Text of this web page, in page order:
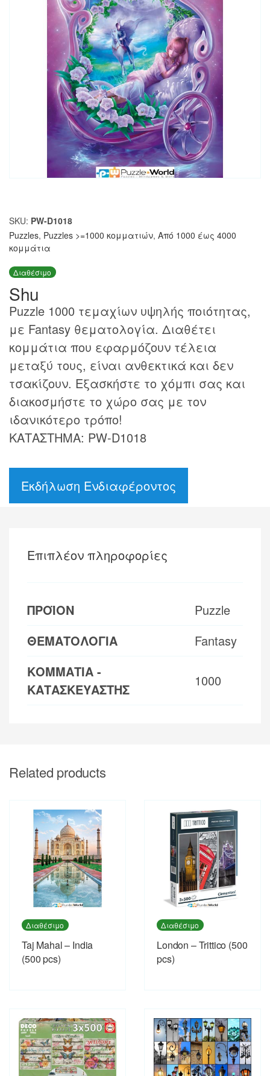
SKU: PW-D1018
Puzzles, Puzzles >=1000 κομματιών, Από 1000 έως 4000
κομμάτια
Διαθέσιμο
Shu
Puzzle 1000 τεμαχίων υψηλής ποιότητας,
με Fantasy θεματολογία. Διαθέτει
κομμάτια που εφαρμόζουν τέλεια
μεταξύ τους, είναι ανθεκτικά και δεν
τσακίζουν. Εξασκήστε το χόμπι σας και
διακοσμήστε το χώρο σας με τον
ιδανικότερο τρόπο!
ΚΑΤΑΣΤΗΜΑ: PW-D1018
Εκδήλωση Ενδιαφέροντος
Επιπλέον πληροφορίες
ΠΡΟΪΟΝ
Puzzle
ΘΕΜΑΤΟΛΟΓΙΑ
Fantasy
ΚΟΜΜΑΤΙΑ -
ΚΑΤΑΣΚΕΥΑΣΤΗΣ
1000
Related products
Διαθέσιμο
Taj Mahal – India
(500 pcs)
Διαθέσιμο
London – Trittico (500
pcs)